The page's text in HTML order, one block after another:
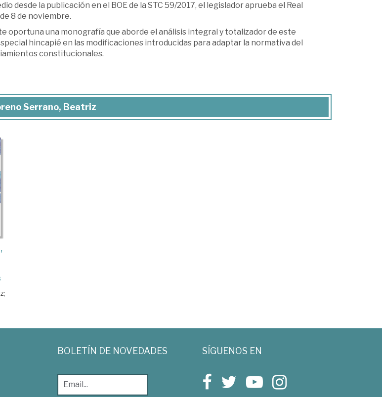
desde la publicación en el BOE de la STC 59/2017, el legislador aprueba el Real
8 de noviembre.
oportuna una monografía que aborde el análisis integral y totalizador de este
hincapié en las modificaciones introducidas para adaptar la normativa del
constitucionales.
Serrano, Beatriz
;
BOLETÍN DE NOVEDADES SÍGUENOS EN